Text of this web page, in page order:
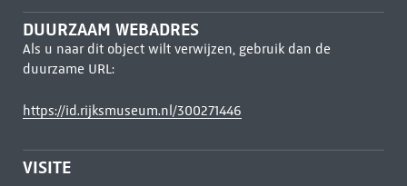
DUURZAAM WEBADRES
Als u naar dit object wilt verwijzen, gebruik dan de
duurzame URL:
https://id.rijksmuseum.nl/300271446
VISITE